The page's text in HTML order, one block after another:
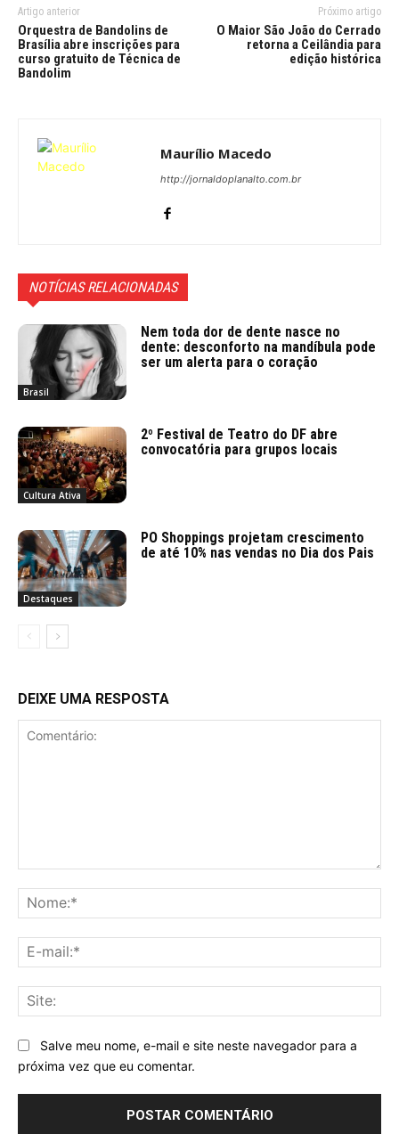
Artigo anterior
Orquestra de Bandolins de
Brasília abre inscrições para
curso gratuito de Técnica de
Bandolim
Próximo artigo
O Maior São João do Cerrado
retorna a Ceilândia para
edição histórica
Maurílio Macedo
http://jornaldoplanalto.com.br
NOTÍCIAS RELACIONADAS
Brasil
Nem toda dor de dente nasce no
dente: desconforto na mandíbula pode
ser um alerta para o coração
Cultura Ativa
2º Festival de Teatro do DF abre
convocatória para grupos locais
Destaques
PO Shoppings projetam crescimento
de até 10% nas vendas no Dia dos Pais
DEIXE UMA RESPOSTA
Salve meu nome, e-mail e site neste navegador para a
próxima vez que eu comentar.